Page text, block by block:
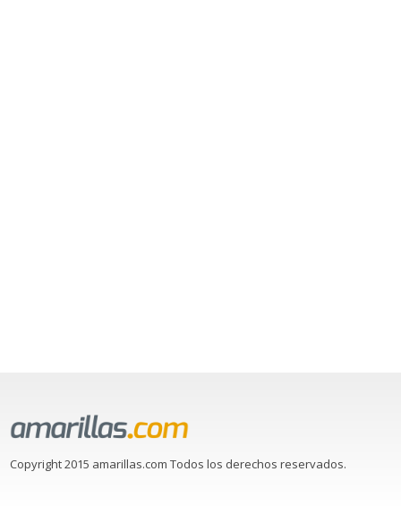
Copyright 2015 amarillas.com Todos los derechos reservados.